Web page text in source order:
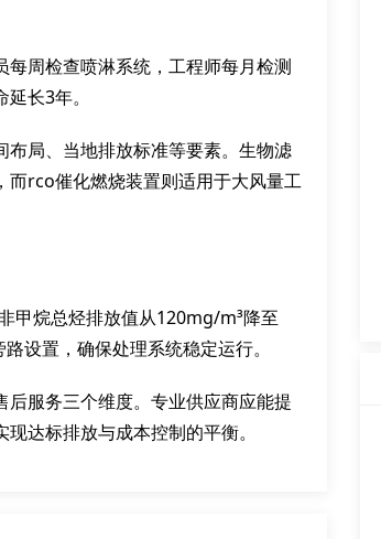
周检查喷淋系统，工程师每月检测
长3年。
局、当地排放标准等要素。生物滤
而rco催化燃烧装置则适用于大风量工
甲烷总烃排放值从120mg/m³降至
设置，确保处理系统稳定运行。
服务三个维度。专业供应商应能提
达标排放与成本控制的平衡。